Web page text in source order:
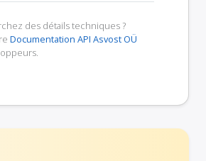
des détails techniques ?
Documentation API Asvost OÜ